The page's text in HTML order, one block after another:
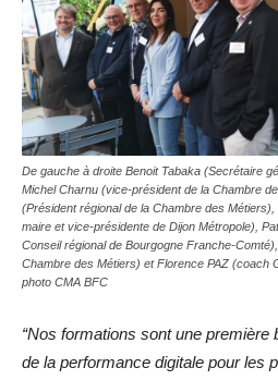
De gauche à droite Benoit Tabaka (Secrétaire
Michel Charnu (vice-président de la Chambre
(Président régional de la Chambre des
maire et vice-présidente de Dijon Métropole),
Conseil régional de Bourgogne Franche-
Chambre des Métiers) et Florence PAZ (coach
photo CMA BFC
“Nos formations sont une première
de la performance digitale pour les